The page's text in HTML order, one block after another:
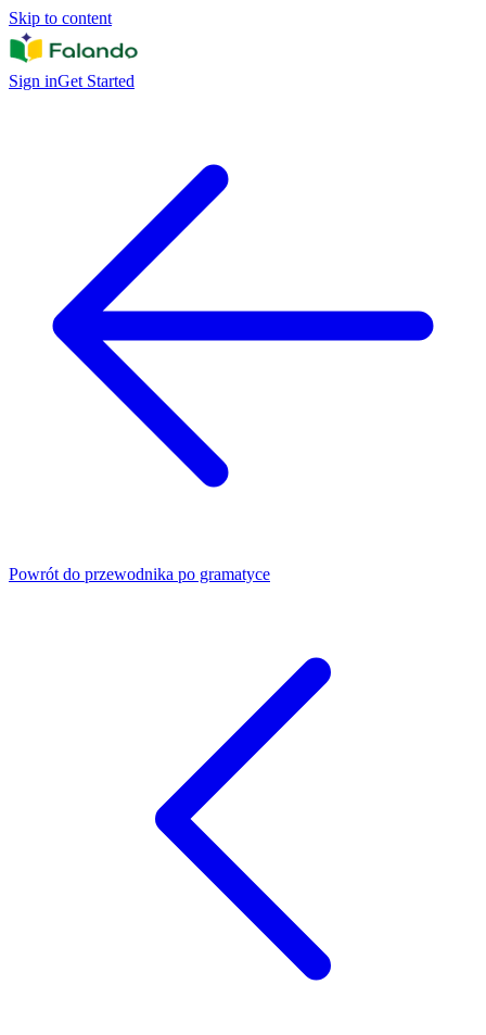
Skip to content
Sign inGet Started
Powrót do przewodnika po gramatyce